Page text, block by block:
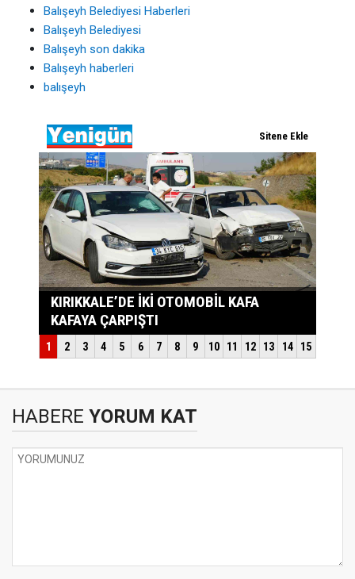
Balışeyh Belediyesi Haberleri
Balışeyh Belediyesi
Balışeyh son dakika
Balışeyh haberleri
balışeyh
HABERE YORUM KAT